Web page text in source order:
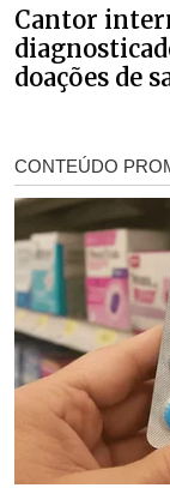
Cantor
doações de